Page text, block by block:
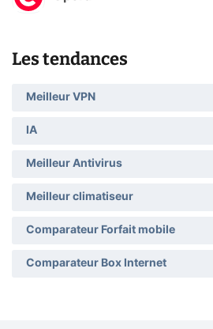
Les tendances
Meilleur VPN
IA
Meilleur Antivirus
Meilleur climatiseur
Comparateur Forfait mobile
Comparateur Box Internet